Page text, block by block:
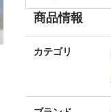
商品情報
カテゴリ